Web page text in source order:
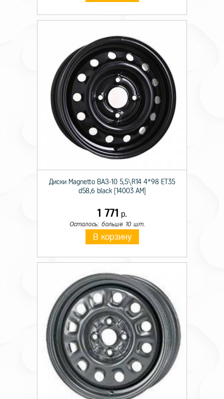
Диски Magnetto ВАЗ-10 5,5\R14 4*98 ET35
d58,6 black [14003 AM]
1 771 р.
Осталось: больше 10 шт.
В корзину